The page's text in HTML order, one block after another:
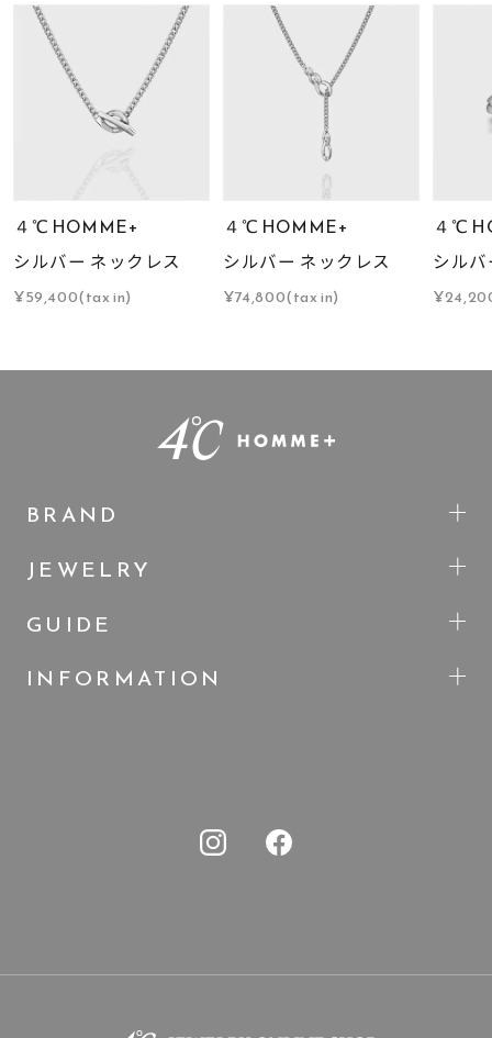
４℃ HOMME+
シルバー ネックレス
¥59,400(tax in)
４℃ HOMME+
シルバー ネックレス
¥74,800(tax in)
４℃
シル
BRAND
JEWELRY
GUIDE
INFORMATION